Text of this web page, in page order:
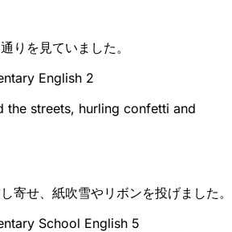
りを見ていました。
English 2
the streets, hurling confetti and
寄せ、紙吹雪やリボンを投げました。
School English 5